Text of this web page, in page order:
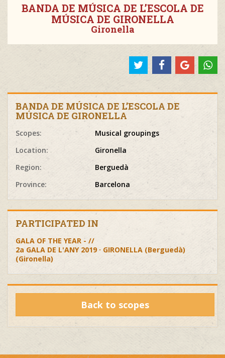
BANDA DE MÚSICA DE L’ESCOLA DE
MÚSICA DE GIRONELLA
Gironella
BANDA DE MÚSICA DE L’ESCOLA DE
MÚSICA DE GIRONELLA
Scopes:
Musical groupings
Location:
Gironella
Region:
Berguedà
Province:
Barcelona
PARTICIPATED IN
GALA OF THE YEAR - //
2a GALA DE L'ANY 2019 · GIRONELLA (Berguedà)
(Gironella)
Back to scopes